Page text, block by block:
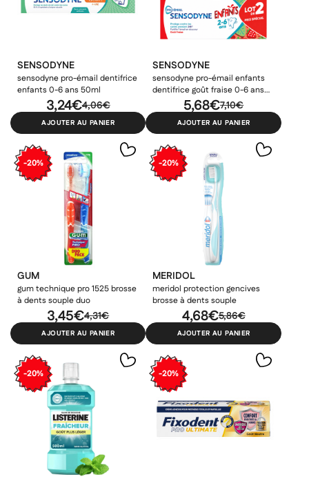
SENSODYNE
sensodyne pro-émail dentifrice
enfants 0-6 ans 50ml
4,06€
3,24€
AJOUTER AU PANIER
SENSODYNE
sensodyne pro-émail enfants
dentifrice goût fraise 0-6 ans
7,10€
5,68€
AJOUTER AU PANIER
-20%
GUM
gum technique pro 1525 brosse
à dents souple duo
4,31€
3,45€
AJOUTER AU PANIER
-20%
MERIDOL
meridol protection gencives
brosse à dents souple
5,86€
4,68€
AJOUTER AU PANIER
-20% -20%